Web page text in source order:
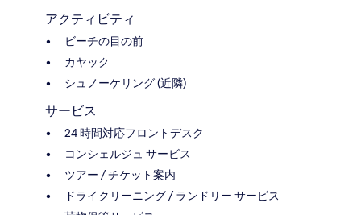
アクティビティ
ビーチの目の前
カヤック
シュノーケリング (近隣)
サービス
24 時間対応フロントデスク
コンシェルジュ サービス
ツアー / チケット案内
ドライクリーニング / ランドリー サービス